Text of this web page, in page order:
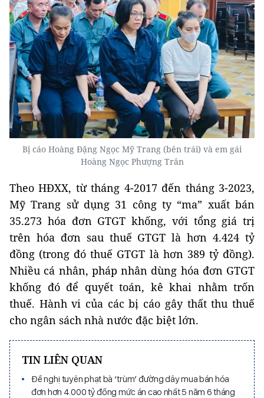
Bị cáo Hoàng Đặng Ngọc Mỹ Trang (bên trái) và em gái
Hoàng Ngọc Phượng Trân
Theo HĐXX, từ tháng 4-2017 đến tháng 3-2023,
Mỹ Trang sử dụng 31 công ty “ma” xuất bán
35.273 hóa đơn GTGT khống, với tổng giá trị
trên hóa đơn sau thuế GTGT là hơn 4.424 tỷ
đồng (trong đó thuế GTGT là hơn 389 tỷ đồng).
Nhiều cá nhân, pháp nhân dùng hóa đơn GTGT
khống đó để quyết toán, kê khai nhằm trốn
thuế. Hành vi của các bị cáo gây thất thu thuế
cho ngân sách nhà nước đặc biệt lớn.
TIN LIÊN QUAN
Đề nghị tuyên phạt bà ‘trùm’ đường dây mua bán hóa
đơn hơn 4.000 tỷ đồng mức án cao nhất 5 năm 6 tháng